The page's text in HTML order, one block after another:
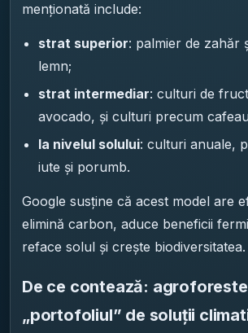
menționată include:
strat superior: palmier de zahăr
lemn;
strat intermediar: culturi de
avocado, și culturi precum
la nivelul solului: culturi anuale,
iute și porumb.
Google susține că acest model are
elimină carbon, aduce beneficii
reface solul și crește biodiversitatea.
De ce contează:
„portofoliul” de soluții